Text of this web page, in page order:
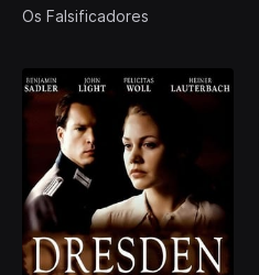
Os Falsificadores